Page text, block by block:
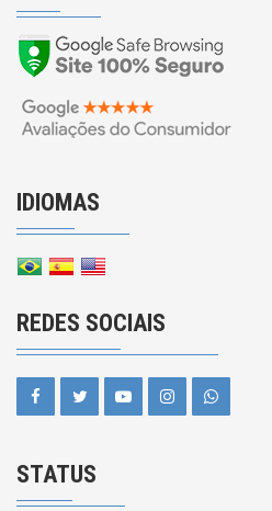
IDIOMAS
REDES SOCIAIS
STATUS